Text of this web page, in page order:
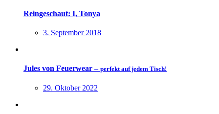
Reingeschaut: I, Tonya
3. September 2018
Jules von Feuerwear – perfekt auf jedem Tisch!
29. Oktober 2022